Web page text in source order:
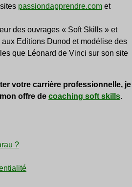
passiondapprendre.com et
des ouvrages « Soft Skills » et
Editions Dunod et modélise des
que Léonard de Vinci sur son site
votre carrière professionnelle, je
offre de coaching soft skills.
?